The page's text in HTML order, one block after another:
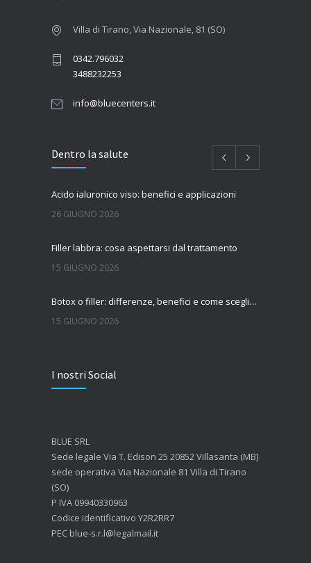
Villa di Tirano, Via Nazionale, 81 (SO)
0342.796032
3488232253
info@bluecenters.it
Dentro la salute
Acido ialuronico viso: benefici e applicazioni
26 GIUGNO 2026
Filler labbra: cosa aspettarsi dal trattamento
15 GIUGNO 2026
Botox o filler: differenze, benefici e come scegliere il trattamento più adatto
15 GIUGNO 2026
7 GIUGNO 2026
I nostri Social
BLUE SRL
Sede legale Via T. Edison 25 20852 Villasanta (MB)
sede operativa Via Nazionale 81 Villa di Tirano
(SO)
P IVA 09940330963
Codice identificativo Y2R2RR7
PEC blue-s.r.l@legalmail.it